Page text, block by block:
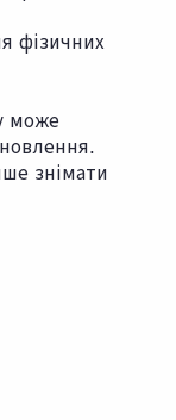
фізичних
може
знімати